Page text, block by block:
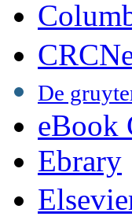
De
eBook
Ebrary